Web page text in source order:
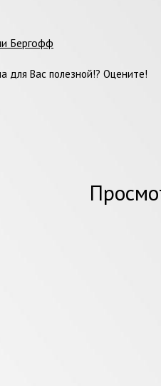
Бергофф
для Вас полезной!? Оцените!